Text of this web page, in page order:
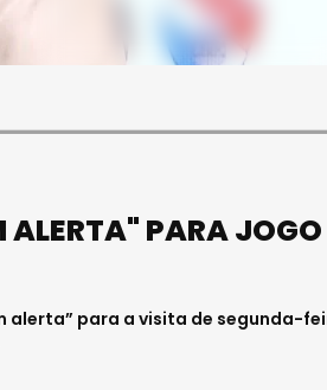
ALERTA" PARA JOGO
alerta” para a visita de segunda-
Julho 18, 2026 . 11:21